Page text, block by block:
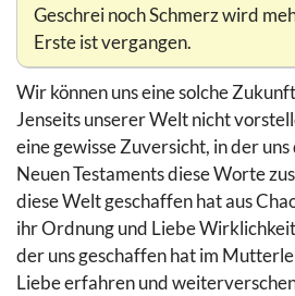
Geschrei noch Schmerz wird
Erste ist vergangen.
Wir können uns eine solche
Jenseits unserer Welt nicht
eine gewisse Zuversicht, in der
Neuen Testaments diese Worte
diese Welt geschaffen hat aus
ihr Ordnung und Liebe
der uns geschaffen hat im
Liebe erfahren und